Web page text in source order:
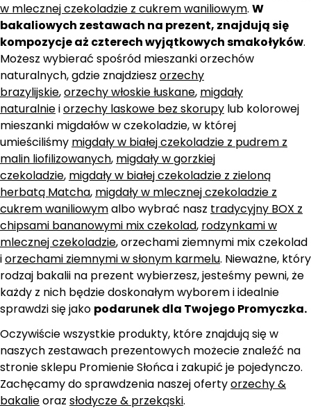
w mlecznej czekoladzie z cukrem waniliowym. W
bakaliowych zestawach na prezent, znajdują się
kompozycje aż czterech wyjątkowych smakołyków.
Możesz wybierać spośród mieszanki orzechów
naturalnych, gdzie znajdziesz orzechy
brazylijskie,orzechy włoskie łuskane, migdały
naturalnieiorzechy laskowe bez skorupy lub kolorowej
mieszanki migdałów w czekoladzie, w której
umieściliśmy migdały w białej czekoladzie z pudrem z
malin liofilizowanych, migdały w gorzkiej
czekoladzie, migdały w białej czekoladzie z zieloną
herbatą Matcha, migdały w mlecznej czekoladzie z
cukrem waniliowymalbo wybrać nasz tradycyjny BOX z
chipsami bananowymi mix czekolad, rodzynkami w
mlecznej czekoladzie, orzechami ziemnymi mix czekolad
iorzechami ziemnymi w słonym karmelu. Nieważne, który
rodzaj bakalii na prezent wybierzesz, jesteśmy pewni, że
każdy z nich będzie doskonałym wyborem i idealnie
sprawdzi się jako podarunek dla Twojego Promyczka.
Oczywiście wszystkie produkty, które znajdują się w
naszych zestawach prezentowych możecie znaleźć na
stronie sklepu Promienie Słońca i zakupić je pojedynczo.
Zachęcamy do sprawdzenia naszej ofertyorzechy &
bakalieoraz słodycze & przekąski.